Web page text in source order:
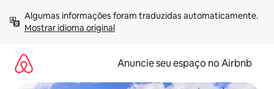
para
Mostrar idioma original
Anuncie seu espaço no Airbnb